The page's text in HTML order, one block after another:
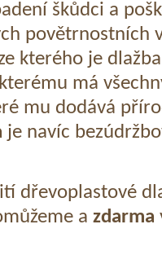
škůdci a
povětrnostních
kterého je
má
mu dodává
je navíc
dřevoplastové
a zdarma